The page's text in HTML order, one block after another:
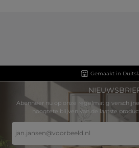
Gemaakt in
Abonneer nu op onze regelmatig
hoogtete blijven van de laatste
mailadres
*